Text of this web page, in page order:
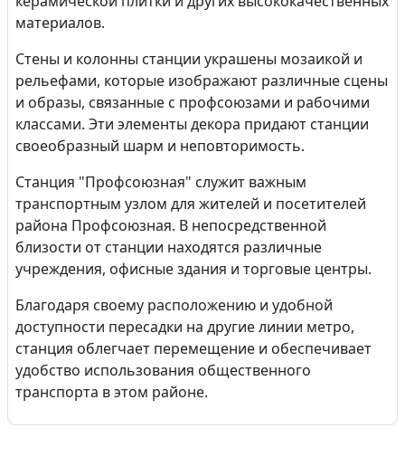
материалов.
Стены и колонны станции украшены мозаикой и
рельефами, которые изображают различные сцены
и образы, связанные с профсоюзами и рабочими
классами. Эти элементы декора придают станции
своеобразный шарм и неповторимость.
Станция "Профсоюзная" служит важным
транспортным узлом для жителей и посетителей
района Профсоюзная. В непосредственной
близости от станции находятся различные
учреждения, офисные здания и торговые центры.
Благодаря своему расположению и удобной
доступности пересадки на другие линии метро,
станция облегчает перемещение и обеспечивает
удобство использования общественного
транспорта в этом районе.